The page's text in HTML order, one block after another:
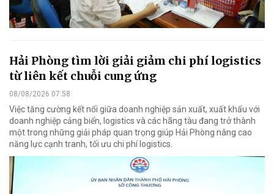
Hải Phòng tìm lời giải giảm chi phí logistics
từ liên kết chuỗi cung ứng
08/08/2026 07:58
Việc tăng cường kết nối giữa doanh nghiệp sản xuất, xuất khẩu với
doanh nghiệp cảng biển, logistics và các hãng tàu đang trở thành
một trong những giải pháp quan trọng giúp Hải Phòng nâng cao
năng lực cạnh tranh, tối ưu chi phí logistics.